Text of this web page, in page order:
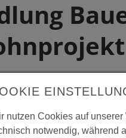
nutzen Cookies auf
notwendig, während